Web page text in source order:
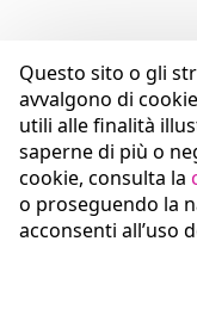
Questo sito o gli
avvalgono di
utili alle finalità
saperne di più o
cookie, consulta la
o proseguendo la
acconsenti all’uso